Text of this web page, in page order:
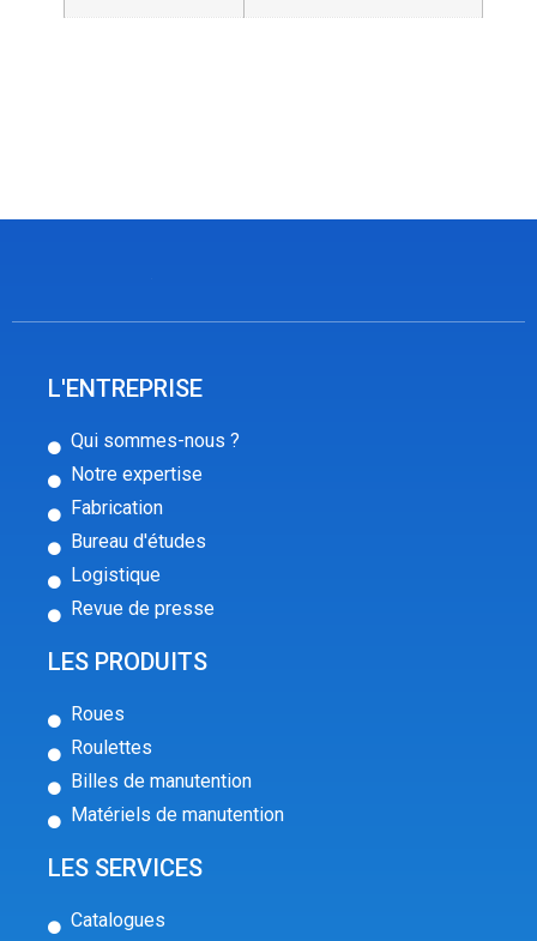
L'ENTREPRISE
Qui sommes-nous ?
Notre expertise
Fabrication
Bureau d'études
Logistique
Revue de presse
LES PRODUITS
Roues
Roulettes
Billes de manutention
Matériels de manutention
LES SERVICES
Catalogues